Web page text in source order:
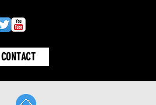
CONTACT